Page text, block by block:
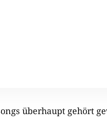
überhaupt gehört